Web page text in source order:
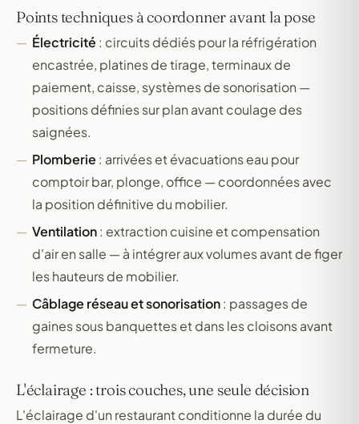
Points techniques à coordonner avant la pose
Électricité : circuits dédiés pour la réfrigération
encastrée, platines de tirage, terminaux de
paiement, caisse, systèmes de sonorisation —
positions définies sur plan avant coulage des
saignées.
Plomberie : arrivées et évacuations eau pour
comptoir bar, plonge, office — coordonnées avec
la position définitive du mobilier.
Ventilation: extraction cuisine et compensation
d'air en salle — à intégrer aux volumes avant de figer
les hauteurs de mobilier.
Câblage réseau et sonorisation: passages de
gaines sous banquettes et dans les cloisons avant
fermeture.
L'éclairage : trois couches, une seule décision
L'éclairage d'un restaurant conditionne la durée du